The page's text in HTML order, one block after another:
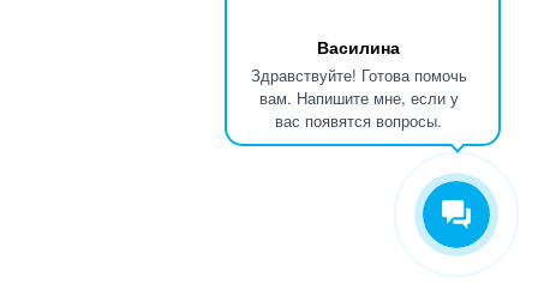
Василина
Здравствуйте! Готова помочь
вам. Напишите мне, если у
вас появятся вопросы.